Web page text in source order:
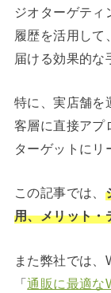
ジオターゲティ
履歴を活用して
届ける効果的な
特に、実店舗を
客層に直接アプ
ターゲットにリ
この記事では、
用、メリット・
また弊社では、
「通販に最適な